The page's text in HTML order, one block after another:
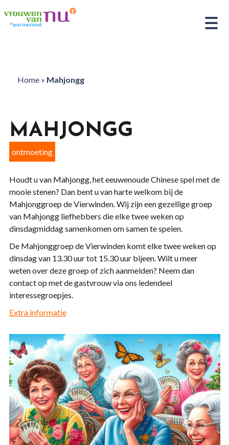
Home» Mahjongg
MAHJONGG
ontmoeting
Houdt u van Mahjongg, het eeuwenoude Chinese spel met de
mooie stenen? Dan bent u van harte welkom bij de
Mahjonggroep de Vierwinden. Wij zijn een gezellige groep
van Mahjongg liefhebbers die elke twee weken op
dinsdagmiddag samenkomen om samen te spelen.
De Mahjonggroep de Vierwinden komt elke twee weken op
dinsdag van 13.30 uur tot 15.30 uur bijeen. Wilt u meer
weten over deze groep of zich aanmelden? Neem dan
contact op met de gastvrouw via ons ledendeel
interessegroepjes.
Extra informatie